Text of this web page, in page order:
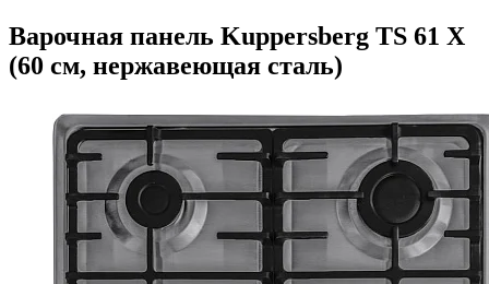
Варочная панель Kuppersberg TS 61 X
(60 см, нержавеющая сталь)